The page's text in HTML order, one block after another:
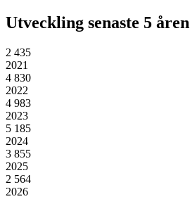
Utveckling senaste 5 åren
2 435
2021
4 830
2022
4 983
2023
5 185
2024
3 855
2025
2 564
2026